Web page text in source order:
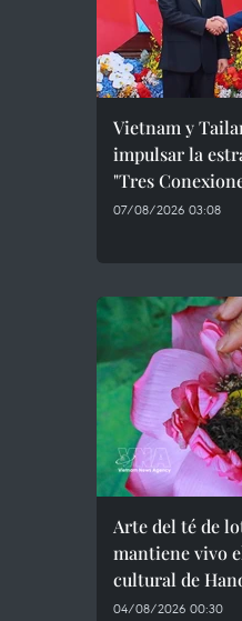
Vietnam y
impulsar la
"Tres
07/08/2026 03:08
Arte del té de
mantiene vivo
cultural de
04/08/2026 00:30